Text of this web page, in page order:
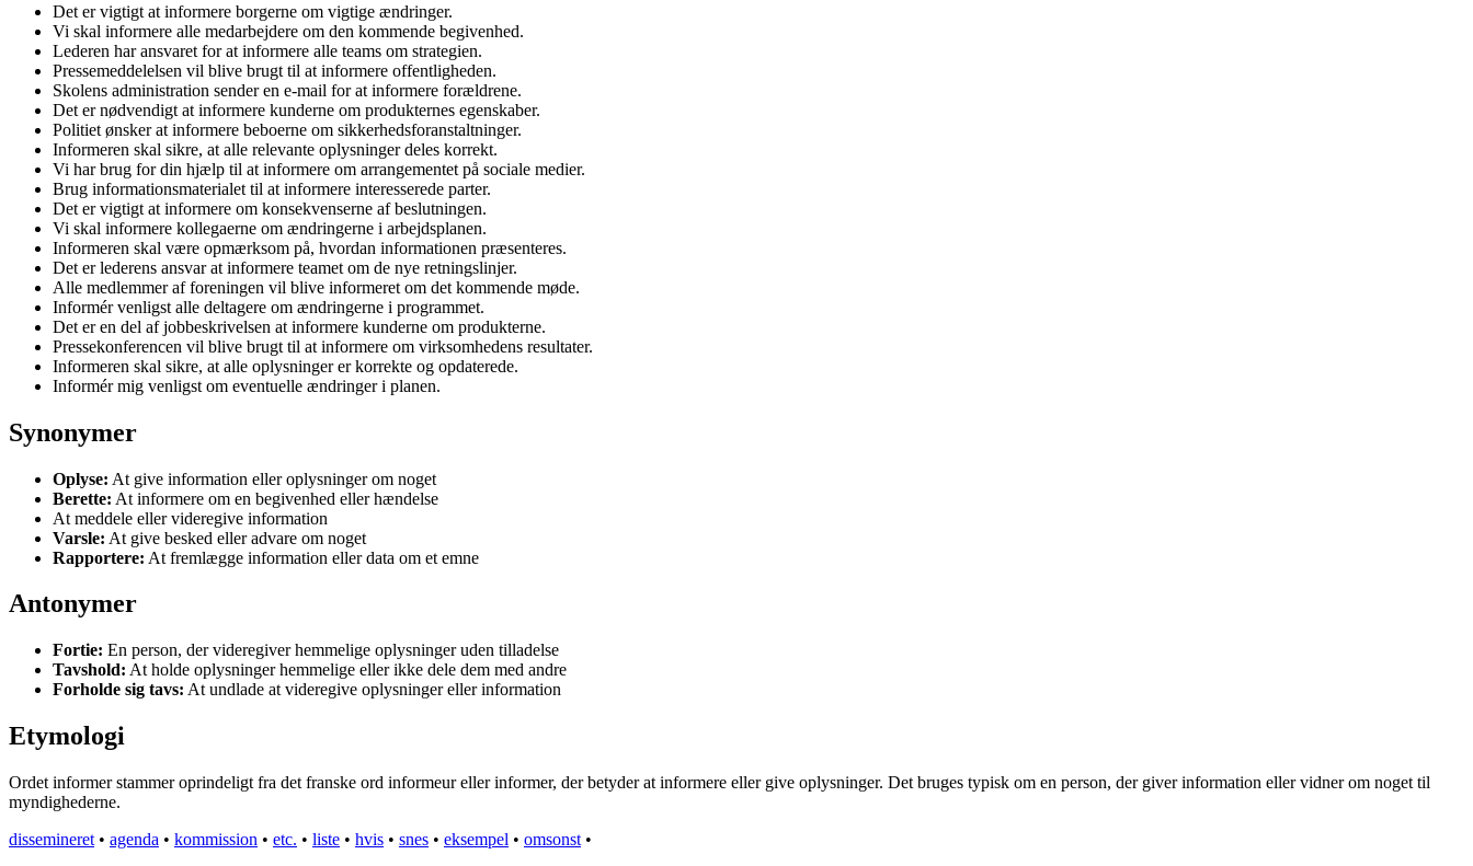
Det er vigtigt at informere borgerne om vigtige ændringer.
Vi skal informere alle medarbejdere om den kommende begivenhed.
Lederen har ansvaret for at informere alle teams om strategien.
Pressemeddelelsen vil blive brugt til at informere offentligheden.
Skolens administration sender en e-mail for at informere forældrene.
Det er nødvendigt at informere kunderne om produkternes egenskaber.
Politiet ønsker at informere beboerne om sikkerhedsforanstaltninger.
Informeren skal sikre, at alle relevante oplysninger deles korrekt.
Vi har brug for din hjælp til at informere om arrangementet på sociale medier.
Brug informationsmaterialet til at informere interesserede parter.
Det er vigtigt at informere om konsekvenserne af beslutningen.
Vi skal informere kollegaerne om ændringerne i arbejdsplanen.
Informeren skal være opmærksom på, hvordan informationen præsenteres.
Det er lederens ansvar at informere teamet om de nye retningslinjer.
Alle medlemmer af foreningen vil blive informeret om det kommende møde.
Informér venligst alle deltagere om ændringerne i programmet.
Det er en del af jobbeskrivelsen at informere kunderne om produkterne.
Pressekonferencen vil blive brugt til at informere om virksomhedens resultater.
Informeren skal sikre, at alle oplysninger er korrekte og opdaterede.
Informér mig venligst om eventuelle ændringer i planen.
Synonymer
Oplyse: At give information eller oplysninger om noget
Berette: At informere om en begivenhed eller hændelse
At meddele eller videregive information
Varsle: At give besked eller advare om noget
Rapportere: At fremlægge information eller data om et emne
Antonymer
Fortie: En person, der videregiver hemmelige oplysninger uden tilladelse
Tavshold: At holde oplysninger hemmelige eller ikke dele dem med andre
Forholde sig tavs: At undlade at videregive oplysninger eller information
Etymologi
Ordet informer stammer oprindeligt fra det franske ord informeur eller informer, der betyder at informere eller give oplysninger. Det bruges typisk om en person, der giver information eller vidner om noget til
myndighederne.
dissemineret • agenda • kommission • etc. • liste • hvis • snes • eksempel • omsonst •